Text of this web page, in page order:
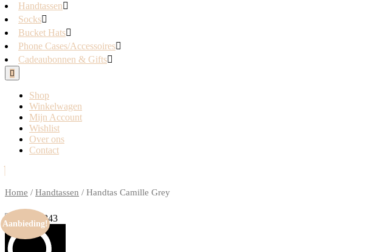
Handtassen
Socks
Bucket Hats
Phone Cases/Accessoires
Cadeaubonnen & Gifts
Open
Button
Shop
Winkelwagen
Mijn Account
Wishlist
Over ons
Contact
Close
Home / Handtassen / Handtas Camille Grey
Aanbieding!